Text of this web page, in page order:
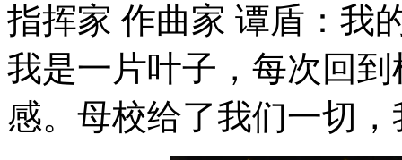
指挥家 作曲家 谭盾：我
我是一片叶子，每次回
感。母校给了我们一切